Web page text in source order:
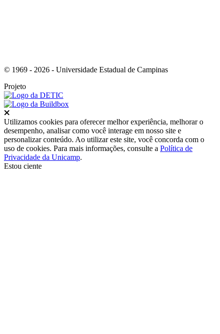
© 1969 - 2026 - Universidade Estadual de Campinas
Projeto
Utilizamos cookies para oferecer melhor experiência, melhorar o
desempenho, analisar como você interage em nosso site e
personalizar conteúdo. Ao utilizar este site, você concorda com o
uso de cookies. Para mais informações, consulte a Política de
Privacidade da Unicamp.
Estou ciente